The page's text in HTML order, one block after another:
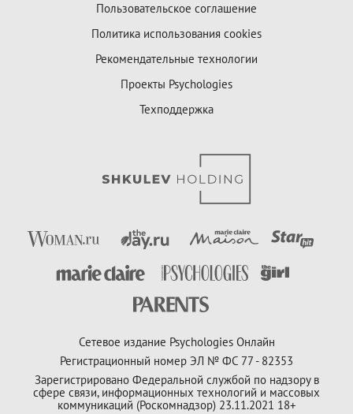
Пользовательское соглашение
Политика использования cookies
Рекомендательные технологии
Проекты Psychologies
Техподдержка
Сетевое издание Psychologies Онлайн
Регистрационный номер ЭЛ № ФС 77 - 82353
Зарегистрировано Федеральной службой по надзору в
сфере связи, информационных технологий и массовых
коммуникаций (Роскомнадзор) 23.11.2021 18+